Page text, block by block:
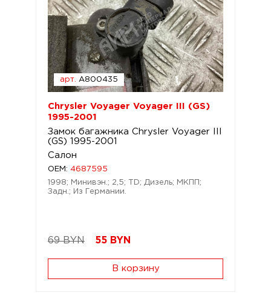
арт. A800435
Chrysler Voyager Voyager III (GS)
1995-2001
Замок багажника Chrysler Voyager III
(GS) 1995-2001
Салон
OEM: 4687595
1998; Минивэн.; 2,5; TD; Дизель; МКПП;
Задн.; Из Германии.
69 BYN 55 BYN
В корзину